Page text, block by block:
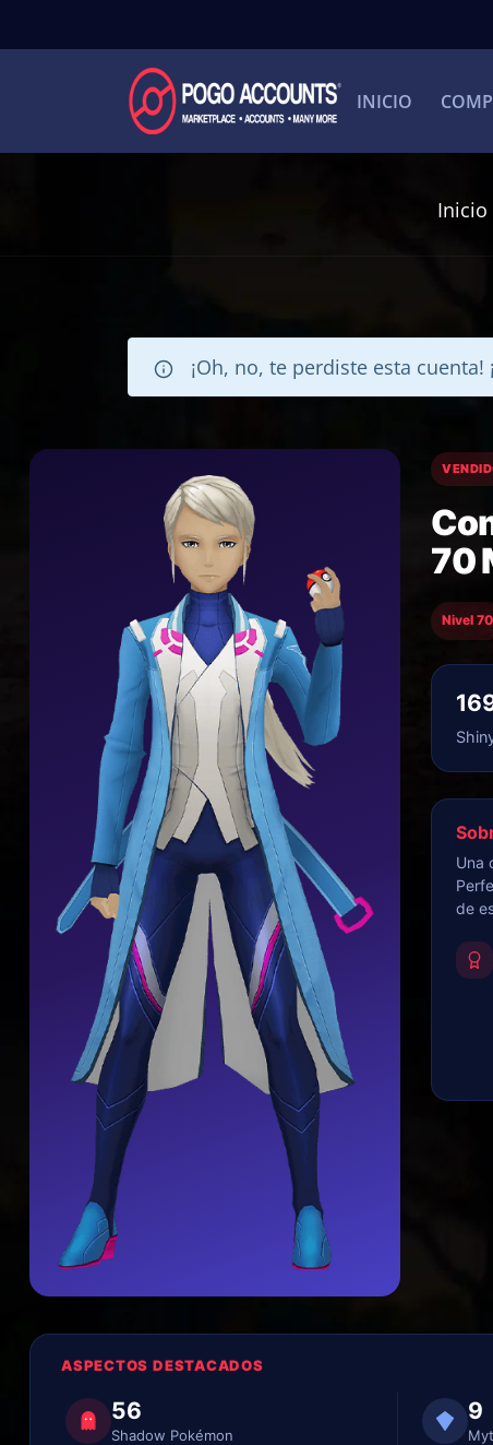
INICIO
Inicio
¡Oh, no, te perdiste esta
70
Nivel 70
Una
de
ASPECTOS DESTACADOS
56
Shadow Pokémon
9